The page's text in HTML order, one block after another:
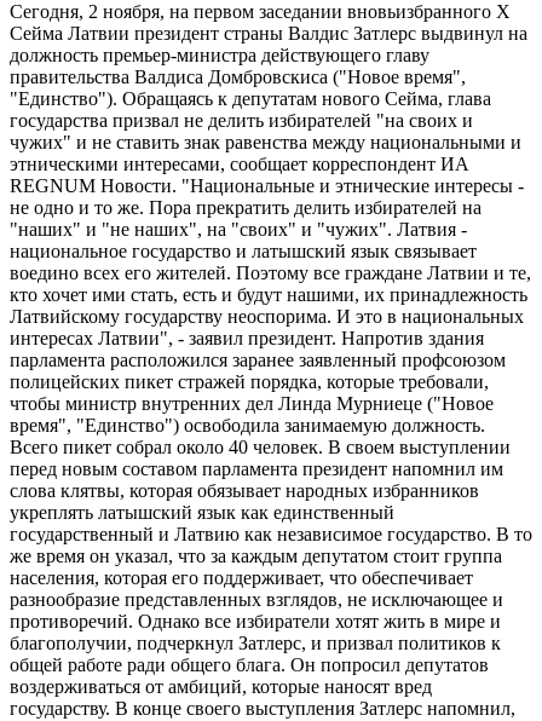
Сегодня, 2 ноября, на первом заседании вновьизбранного Х
Сейма Латвии президент страны Валдис Затлерс выдвинул на
должность премьер-министра действующего главу
правительства Валдиса Домбровскиса ("Новое время",
"Единство"). Обращаясь к депутатам нового Сейма, глава
государства призвал не делить избирателей "на своих и
чужих" и не ставить знак равенства между национальными и
этническими интересами, сообщает корреспондент ИА
REGNUM Новости. "Национальные и этнические интересы -
не одно и то же. Пора прекратить делить избирателей на
"наших" и "не наших", на "своих" и "чужих". Латвия -
национальное государство и латышский язык связывает
воедино всех его жителей. Поэтому все граждане Латвии и те,
кто хочет ими стать, есть и будут нашими, их принадлежность
Латвийскому государству неоспорима. И это в национальных
интересах Латвии", - заявил президент. Напротив здания
парламента расположился заранее заявленный профсоюзом
полицейских пикет стражей порядка, которые требовали,
чтобы министр внутренних дел Линда Мурниеце ("Новое
время", "Единство") освободила занимаемую должность.
Всего пикет собрал около 40 человек. В своем выступлении
перед новым составом парламента президент напомнил им
слова клятвы, которая обязывает народных избранников
укреплять латышский язык как единственный
государственный и Латвию как независимое государство. В то
же время он указал, что за каждым депутатом стоит группа
населения, которая его поддерживает, что обеспечивает
разнообразие представленных взглядов, не исключающее и
противоречий. Однако все избиратели хотят жить в мире и
благополучии, подчеркнул Затлерс, и призвал политиков к
общей работе ради общего блага. Он попросил депутатов
воздерживаться от амбиций, которые наносят вред
государству. В конце своего выступления Затлерс напомнил,